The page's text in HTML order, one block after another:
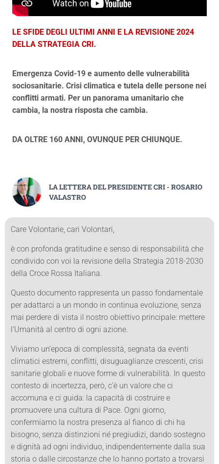
LE SFIDE DEGLI ULTIMI ANNI E LA REVISIONE 2024
DELLA STRATEGIA CRI.
Emergenza Covid-19 e aumento delle vulnerabilità
sociosanitarie. Crisi climatica e tutela delle persone nei
conflitti armati. Per un panorama umanitario che
cambia, la nostra risposta che cambia.
DA OLTRE 160 ANNI, OVUNQUE PER CHIUNQUE.
LA LETTERA DEL PRESIDENTE CRI - ROSARIO
VALASTRO
Care Volontarie, cari Volontari,
è con profonda gratitudine e senso di responsabilità che
condivido con voi la revisione della Strategia 2018-2030
della Croce Rossa Italiana.
Questo documento rappresenta un passo fondamentale
per adattarci a un mondo in continua evoluzione, senza
mai perdere di vista il nostro obiettivo principale: mettere
l’Umanità al centro di ogni azione.
Viviamo un’epoca di complessità, segnata da eventi
climatici estremi, conflitti, disuguaglianze crescenti, crisi
sanitarie globali e nuove forme di vulnerabilità. In questo
contesto di incertezza, però, c’è un valore che ci
accomuna e ci guida: la capacità di costruire e
promuovere una cultura di Pace. Ogni giorno,
confermiamo la nostra presenza al fianco di chi ha
bisogno, senza distinzioni né pregiudizi, dando sostegno
e dignità ad ogni individuo, indipendentemente dalla sua
storia o dalle circostanze che lo hanno portato a trovarsi